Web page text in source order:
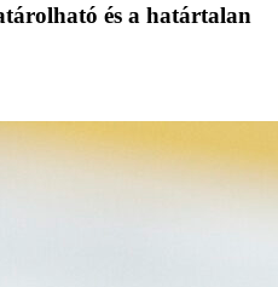
és a határtalan